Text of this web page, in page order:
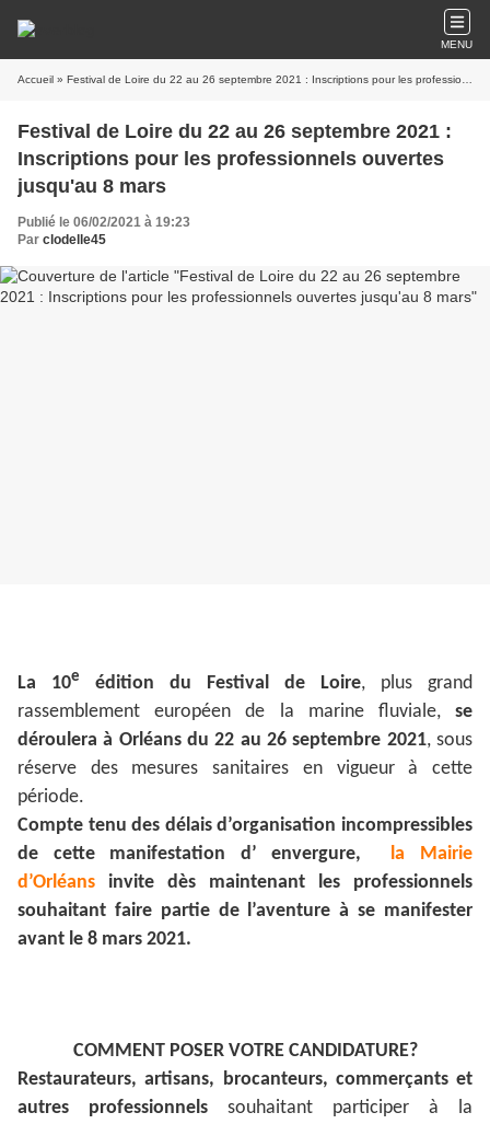
MENU
Accueil » Festival de Loire du 22 au 26 septembre 2021 : Inscriptions pour les professionnels ouvertes jusqu'au 8 mars
Festival de Loire du 22 au 26 septembre 2021 :
Inscriptions pour les professionnels ouvertes
jusqu'au 8 mars
Publié le 06/02/2021 à 19:23
Par clodelle45
La 10e édition du Festival de Loire, plus grand
rassemblement européen de la marine fluviale, se
déroulera à Orléans du 22 au 26 septembre 2021, sous
réserve des mesures sanitaires en vigueur à cette
période.
Compte tenu des délais d’organisation incompressibles
de cette manifestation d’ envergure, la Mairie
d’Orléans invite dès maintenant les professionnels
souhaitant faire partie de l’aventure à se manifester
avant le 8 mars 2021.
COMMENT POSER VOTRE CANDIDATURE?
Restaurateurs, artisans, brocanteurs, commerçants et
autres professionnels souhaitant participer à la